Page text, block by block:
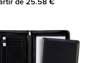
de 25.58 €